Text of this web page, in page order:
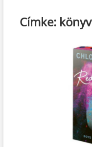
Címke: könyv